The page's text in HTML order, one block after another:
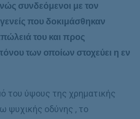
συνδεόμενοι με τον
που δοκιμάσθηκαν
του και προς
των οποίων στοχεύει η εν
του ύψους της χρηματικής
ψυχικής οδύνης , το